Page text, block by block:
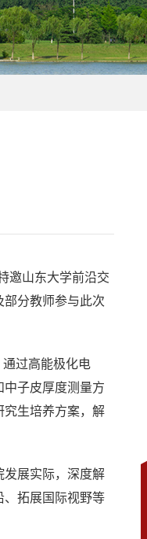
邀山东大学前沿交
部分教师参与此次
过高能极化电
子皮厚度测量方
究生培养方案，解
发展实际，深度解
、拓展国际视野等